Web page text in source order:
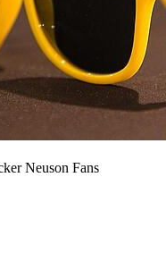
Neuson Fans